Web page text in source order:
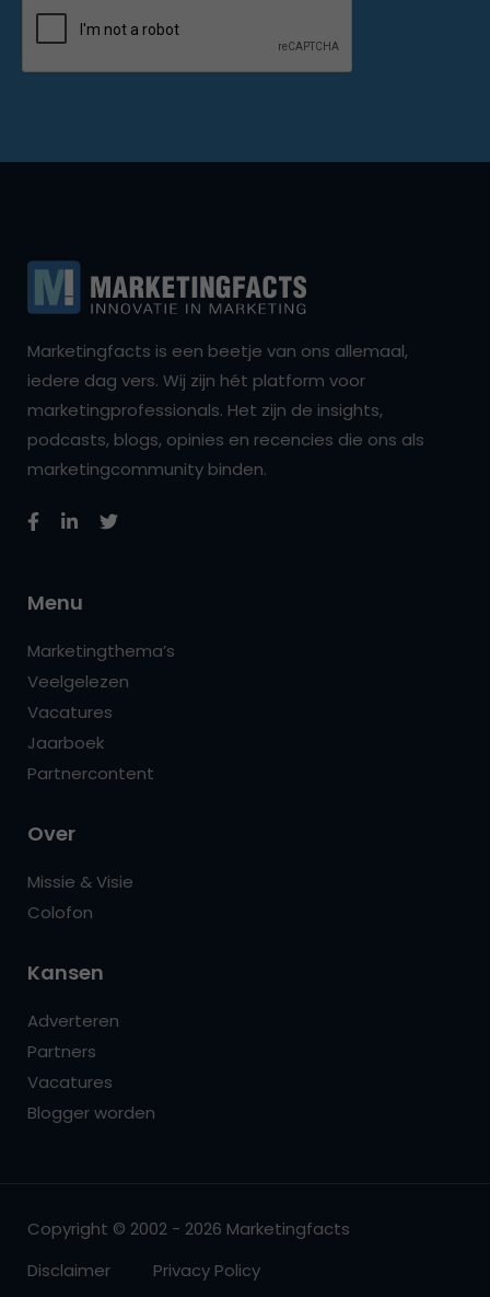
Marketingfacts is een beetje van ons allemaal,
iedere dag vers. Wij zijn hét platform voor
marketingprofessionals. Het zijn de insights,
podcasts, blogs, opinies en recencies die ons als
marketingcommunity binden.
Menu
Marketingthema’s
Veelgelezen
Vacatures
Jaarboek
Partnercontent
Over
Missie & Visie
Colofon
Kansen
Adverteren
Partners
Vacatures
Blogger worden
Copyright © 2002 - 2026 Marketingfacts
Disclaimer
Privacy Policy